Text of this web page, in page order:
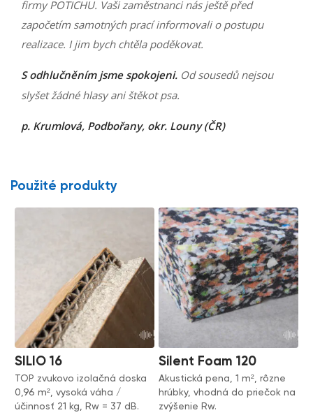
firmy POTICHU. Vaši zaměstnanci nás ještě před
započetím samotných prací informovali o postupu
realizace. I jim bych chtěla poděkovat.
S odhlučněním jsme spokojeni. Od sousedů nejsou
slyšet žádné hlasy ani štěkot psa.
p. Krumlová, Podbořany, okr. Louny (ČR)
Použité produkty
SILIO 16
TOP zvukovo izolačná doska
0,96 m², vysoká váha /
účinnosť 21 kg, Rw = 37 dB.
Silent Foam 120
Akustická pena, 1 m², rôzne
hrúbky, vhodná do priečok na
zvýšenie Rw.